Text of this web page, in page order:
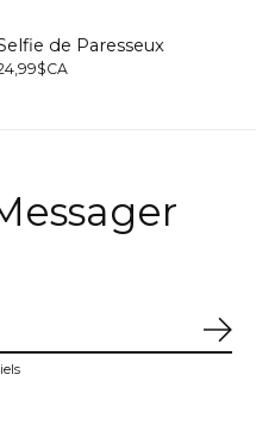
de Paresseux